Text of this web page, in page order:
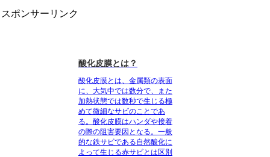
スポンサーリンク
酸化皮膜とは？
酸化皮膜とは、金属類の表面
に、大気中では数分で、また
加熱状態では数秒で生じる極
めて微細なサビのことであ
る。 酸化皮膜はハンダや接着
の際の阻害要因となる。 一般
的な鉄サビである自然酸化に
よって生じる赤サビとは区別